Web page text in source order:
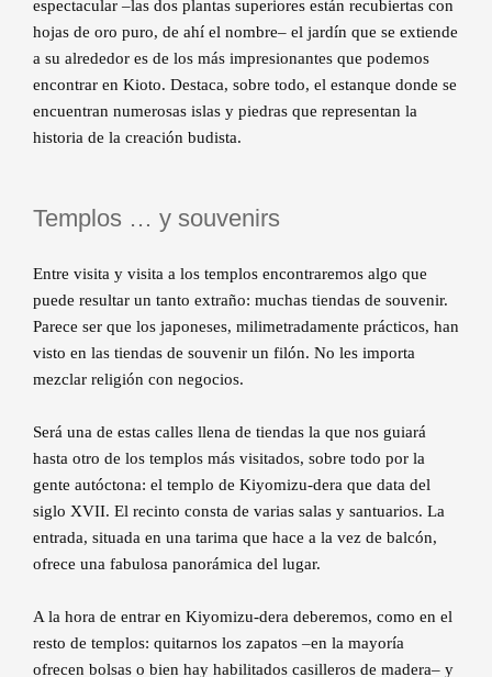
espectacular –las dos plantas superiores están recubiertas con
hojas de oro puro, de ahí el nombre– el jardín que se extiende
a su alrededor es de los más impresionantes que podemos
encontrar en Kioto. Destaca, sobre todo, el estanque donde se
encuentran numerosas islas y piedras que representan la
historia de la creación budista.
Templos … y souvenirs
Entre visita y visita a los templos encontraremos algo que
puede resultar un tanto extraño: muchas tiendas de souvenir.
Parece ser que los japoneses, milimetradamente prácticos, han
visto en las tiendas de souvenir un filón. No les importa
mezclar religión con negocios.
Será una de estas calles llena de tiendas la que nos guiará
hasta otro de los templos más visitados, sobre todo por la
gente autóctona: el templo de Kiyomizu-dera que data del
siglo XVII. El recinto consta de varias salas y santuarios. La
entrada, situada en una tarima que hace a la vez de balcón,
ofrece una fabulosa panorámica del lugar.
A la hora de entrar en Kiyomizu-dera deberemos, como en el
resto de templos: quitarnos los zapatos –en la mayoría
ofrecen bolsas o bien hay habilitados casilleros de madera– y